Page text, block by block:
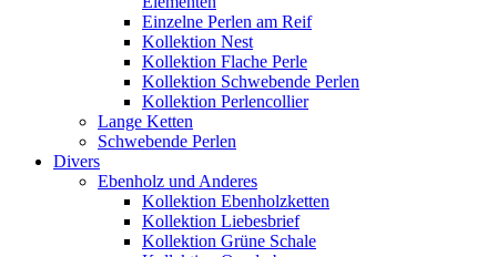
Einzelne Perlen am Reif
Kollektion Nest
Kollektion Flache Perle
Kollektion Schwebende Perlen
Kollektion Perlencollier
Lange Ketten
Schwebende Perlen
Divers
Ebenholz und Anderes
Kollektion Ebenholzketten
Kollektion Liebesbrief
Kollektion Grüne Schale